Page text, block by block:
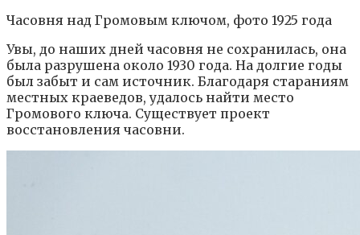
Часовня над Громовым ключом, фото 1925 года
Увы, до наших дней часовня не сохранилась, она
была разрушена около 1930 года. На долгие годы
был забыт и сам источник. Благодаря стараниям
местных краеведов, удалось найти место
Громового ключа. Существует проект
восстановления часовни.